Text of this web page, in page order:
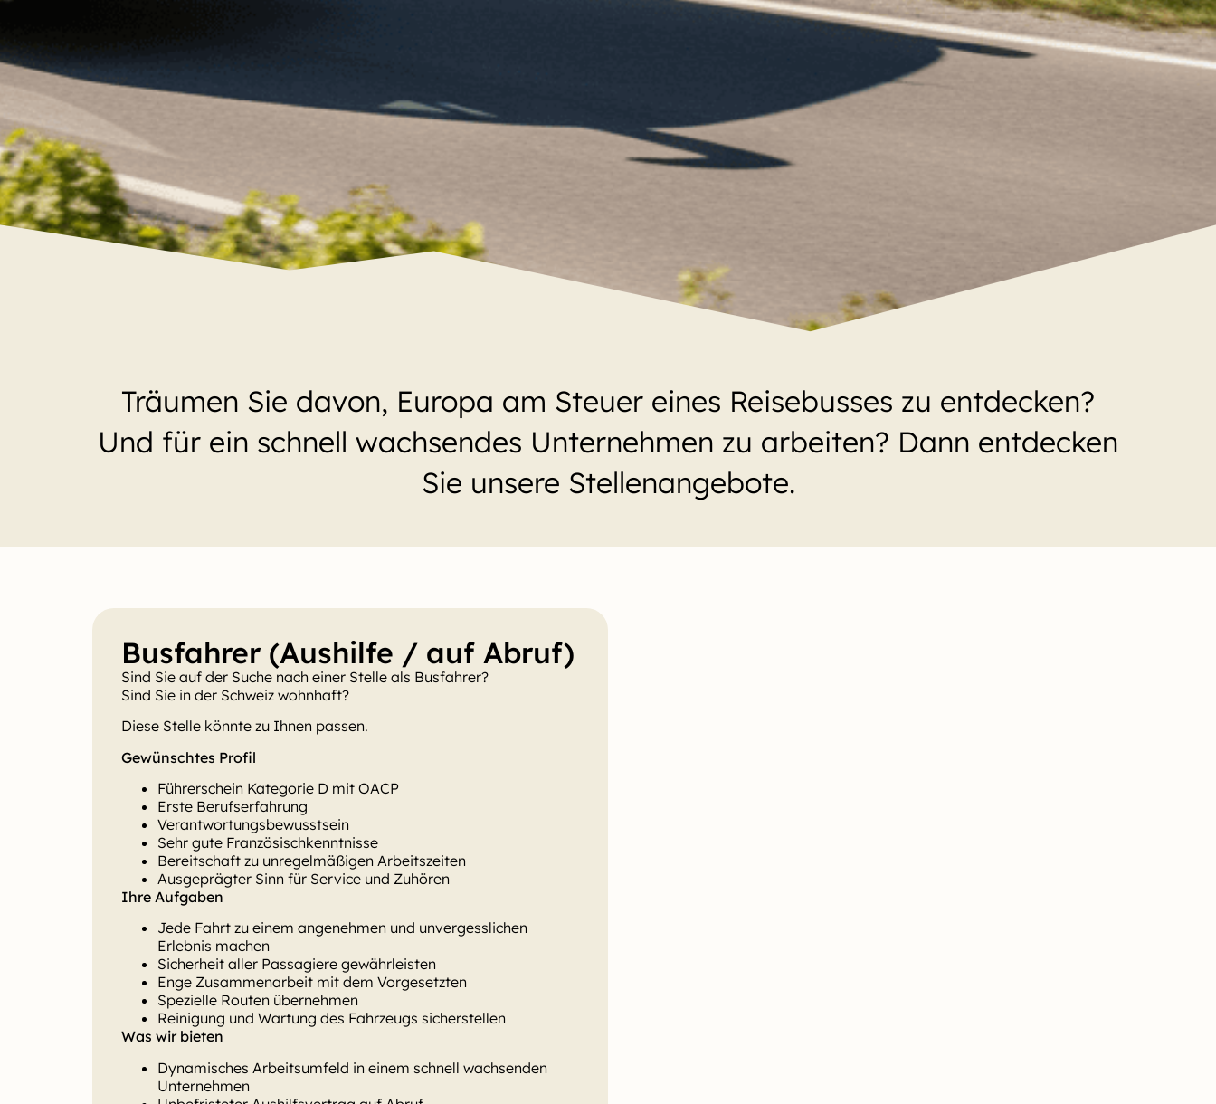
Träumen Sie davon, Europa am Steuer eines Reisebusses zu entdecken?
Und für ein schnell wachsendes Unternehmen zu arbeiten? Dann entdecken
Sie unsere Stellenangebote.
Busfahrer (Aushilfe / auf Abruf)
Sind Sie auf der Suche nach einer Stelle als Busfahrer?
Sind Sie in der Schweiz wohnhaft?
Diese Stelle könnte zu Ihnen passen.
Gewünschtes Profil
Führerschein Kategorie D mit OACP
Erste Berufserfahrung
Verantwortungsbewusstsein
Sehr gute Französischkenntnisse
Bereitschaft zu unregelmäßigen Arbeitszeiten
Ausgeprägter Sinn für Service und Zuhören
Ihre Aufgaben
Jede Fahrt zu einem angenehmen und unvergesslichen
Erlebnis machen
Sicherheit aller Passagiere gewährleisten
Enge Zusammenarbeit mit dem Vorgesetzten
Spezielle Routen übernehmen
Reinigung und Wartung des Fahrzeugs sicherstellen
Was wir bieten
Dynamisches Arbeitsumfeld in einem schnell wachsenden
Unternehmen